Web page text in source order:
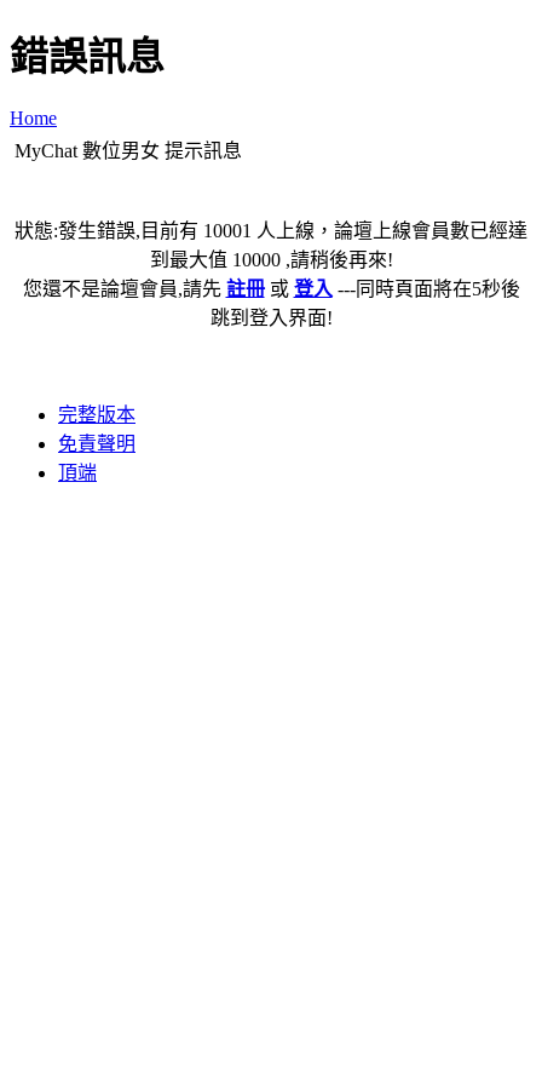
錯誤訊息
Home
MyChat 數位男女 提示訊息
狀態:發生錯誤,目前有 10001 人上線，論壇上線會員數已經達
到最大值 10000 ,請稍後再來!
您還不是論壇會員,請先 註冊或 登入 ---同時頁面將在5秒後
跳到登入界面!
完整版本
免責聲明
頂端